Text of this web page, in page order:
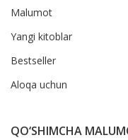
Malumot
Yangi kitoblar
Bestseller
Aloqa uchun
QO‘SHIMCHA